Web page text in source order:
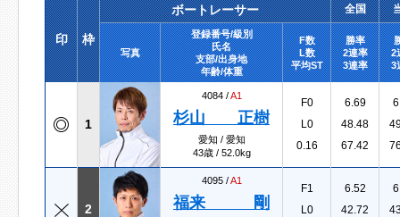
印 枠
ボートレーサー 全国
写真
登録番号/級別
氏名
支部/出身地
年齢/体重
F数
L数
平均ST
勝率
2連率
3連率
2
3
1
4084 /A1
杉山 正樹
愛知 / 愛知
43歳 / 52.0kg
F0
L0
0.16
6.69
48.48
67.42
2
4095 /A1
福来 剛
F1
L0
6.52
42.72